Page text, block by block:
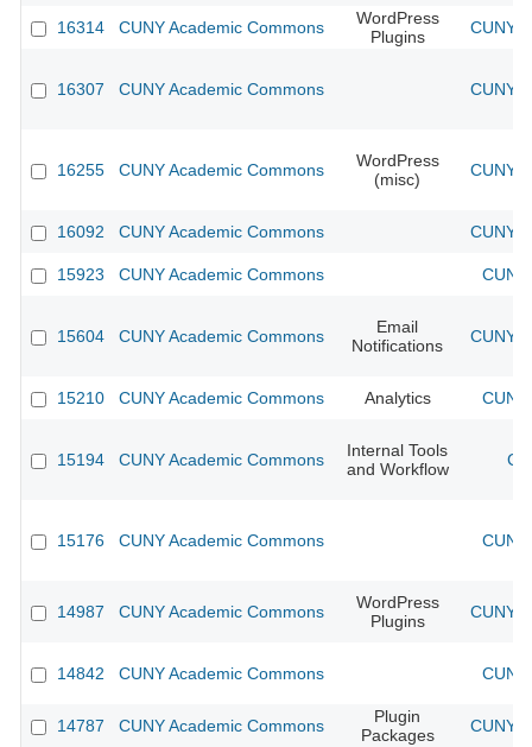
16314 CUNY Academic Commons
WordPress
Plugins
CUNY
16307 CUNY Academic Commons CUNY
16255 CUNY Academic Commons
WordPress
(misc)
CUNY
16092 CUNY Academic Commons CUNY
15923 CUNY Academic Commons
15604 CUNY Academic Commons
Email
Notifications
CUNY
15210 CUNY Academic Commons Analytics
15194 CUNY Academic Commons
Internal Tools
and Workflow
15176 CUNY Academic Commons
14987 CUNY Academic Commons
WordPress
Plugins
CUNY
14842 CUNY Academic Commons
14787 CUNY Academic Commons
Plugin
Packages
CUNY